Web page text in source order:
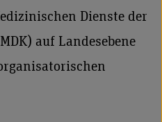
Dienste der
auf Landesebene